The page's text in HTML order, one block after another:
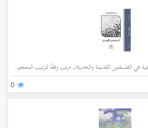
الفلسفتين القديمة والحديثة، مرتب وفقًا لترتيب المعجم.
0